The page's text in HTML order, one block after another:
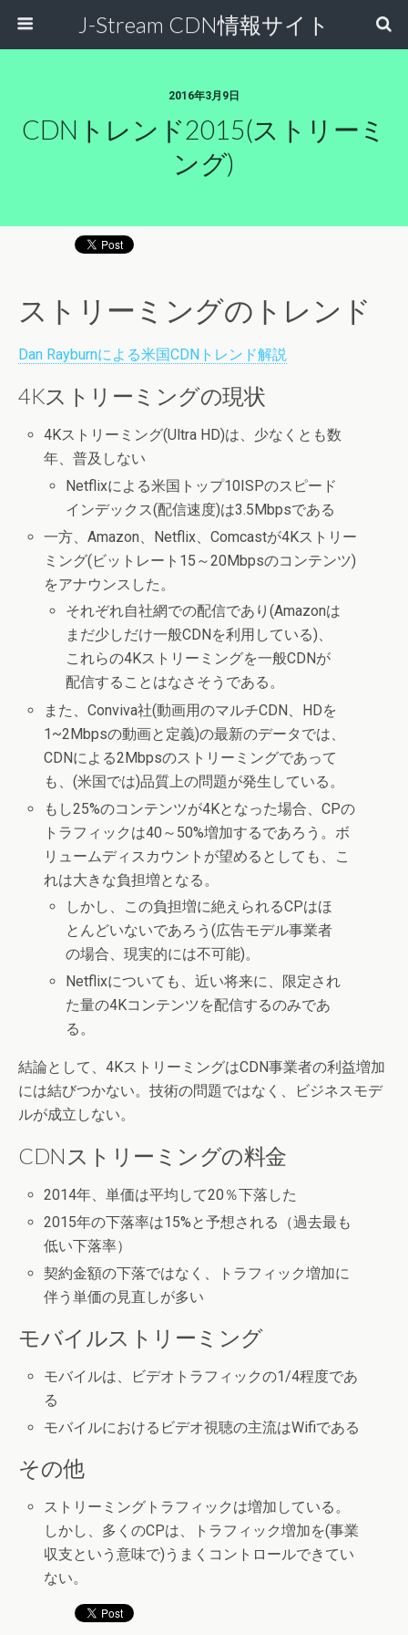
J-Stream CDN情報サイト
2016年3月9日
CDNトレンド2015(ストリーミ
ング)
ストリーミングのトレンド
Dan Rayburnによる米国CDNトレンド解説
4Kストリーミングの現状
4Kストリーミング(Ultra HD)は、少なくとも数
年、普及しない
Netflixによる米国トップ10ISPのスピード
インデックス(配信速度)は3.5Mbpsである
一方、Amazon、Netflix、Comcastが4Kストリー
ミング(ビットレート15～20Mbpsのコンテンツ)
をアナウンスした。
それぞれ自社網での配信であり(Amazonは
まだ少しだけ一般CDNを利用している)、
これらの4Kストリーミングを一般CDNが
配信することはなさそうである。
また、Conviva社(動画用のマルチCDN、HDを
1~2Mbpsの動画と定義)の最新のデータでは、
CDNによる2Mbpsのストリーミングであって
も、(米国では)品質上の問題が発生している。
もし25%のコンテンツが4Kとなった場合、CPの
トラフィックは40～50%増加するであろう。ボ
リュームディスカウントが望めるとしても、こ
れは大きな負担増となる。
しかし、この負担増に絶えられるCPはほ
とんどいないであろう(広告モデル事業者
の場合、現実的には不可能)。
Netflixについても、近い将来に、限定され
た量の4Kコンテンツを配信するのみであ
る。
結論として、4KストリーミングはCDN事業者の利益増加
には結びつかない。技術の問題ではなく、ビジネスモデ
ルが成立しない。
CDNストリーミングの料金
2014年、単価は平均して20％下落した
2015年の下落率は15%と予想される（過去最も
低い下落率）
契約金額の下落ではなく、トラフィック増加に
伴う単価の見直しが多い
モバイルストリーミング
モバイルは、ビデオトラフィックの1/4程度であ
る
モバイルにおけるビデオ視聴の主流はWifiである
その他
ストリーミングトラフィックは増加している。
しかし、多くのCPは、トラフィック増加を(事業
収支という意味で)うまくコントロールできてい
ない。